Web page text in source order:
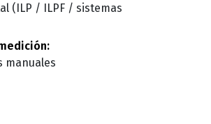
(ILP / ILPF / sistemas
manuales